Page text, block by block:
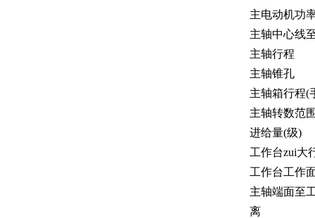
主电动机功
主轴中心线
主轴行程
主轴锥孔
主轴箱行程(
主轴转数范
进给量(级)
工作台zui大
工作台工作
主轴端面至
离